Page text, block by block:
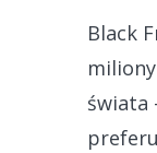
Black
świata